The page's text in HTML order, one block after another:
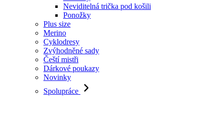
Neviditelná trička pod košili
Ponožky
Plus size
Merino
Cyklodresy
Zvýhodněné sady
Čeští mistři
Dárkové poukazy
Novinky
Spolupráce